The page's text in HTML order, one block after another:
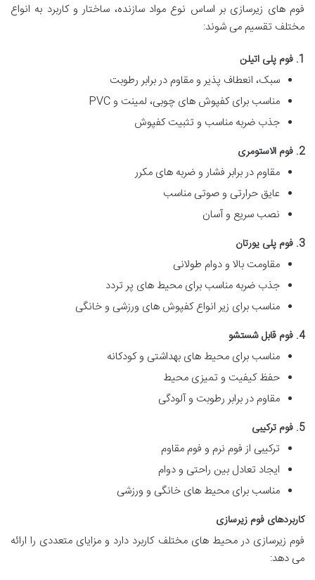
فوم های زیرسازی بر اساس نوع مواد سازنده، ساختار و کاربرد به انواع
مختلف تقسیم می شوند:
1. فوم پلی اتیلن
سبک، انعطاف پذیر و مقاوم در برابر رطوبت
مناسب برای کفپوش های چوبی، لمینت و PVC
جذب ضربه مناسب و تثبیت کفپوش
2. فوم الاستومری
مقاوم در برابر فشار و ضربه های مکرر
عایق حرارتی و صوتی مناسب
نصب سریع و آسان
3. فوم پلی یورتان
مقاومت بالا و دوام طولانی
جذب ضربه مناسب برای محیط های پر تردد
مناسب برای زیر انواع کفپوش های ورزشی و خانگی
4. فوم قابل شستشو
مناسب برای محیط های بهداشتی و کودکانه
حفظ کیفیت و تمیزی محیط
مقاوم در برابر رطوبت و آلودگی
5. فوم ترکیبی
ترکیبی از فوم نرم و فوم مقاوم
ایجاد تعادل بین راحتی و دوام
مناسب برای محیط های خانگی و ورزشی
کاربردهای فوم زیرسازی
فوم زیرسازی در محیط های مختلف کاربرد دارد و مزایای متعددی را ارائه
می دهد: